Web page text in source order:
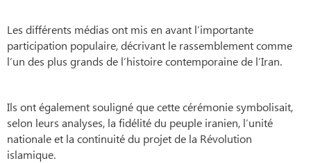
Les différents médias ont mis en avant l’importante
participation populaire, décrivant le rassemblement comme
l’un des plus grands de l’histoire contemporaine de l’Iran.
Ils ont également souligné que cette cérémonie symbolisait,
selon leurs analyses, la fidélité du peuple iranien, l’unité
nationale et la continuité du projet de la Révolution
islamique.